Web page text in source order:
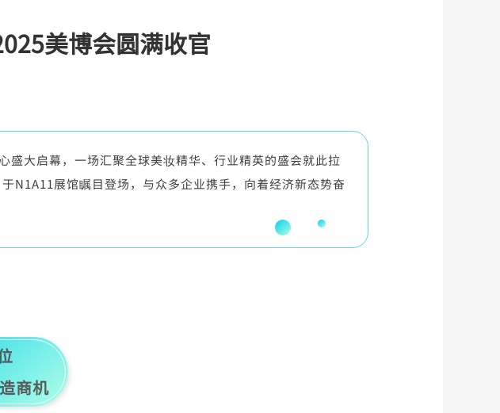
美博会圆满收官
大启幕，一场汇聚全球美妆精华、行业精英的盛会就此拉
N1A11展馆瞩目登场，与众多企业携手，向着经济新态势奋
商机